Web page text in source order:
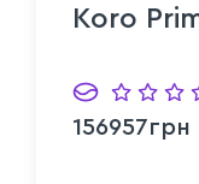
Koro
156957грн